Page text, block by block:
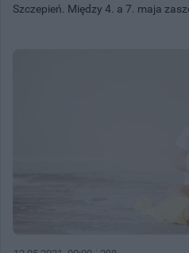
Szczepień. Między 4. a 7. maja